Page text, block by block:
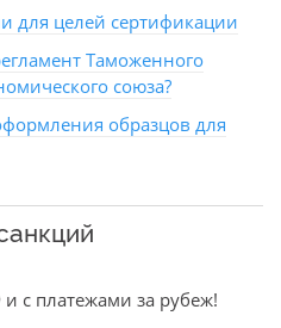
для целей сертификации
Таможенного
союза?
образцов для
с платежами за рубеж!